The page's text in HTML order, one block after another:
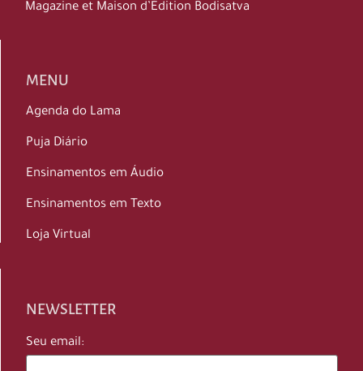
Magazine et Maison d’Édition Bodisatva
MENU
Agenda do Lama
Puja Diário
Ensinamentos em Áudio
Ensinamentos em Texto
Loja Virtual
NEWSLETTER
Seu email: